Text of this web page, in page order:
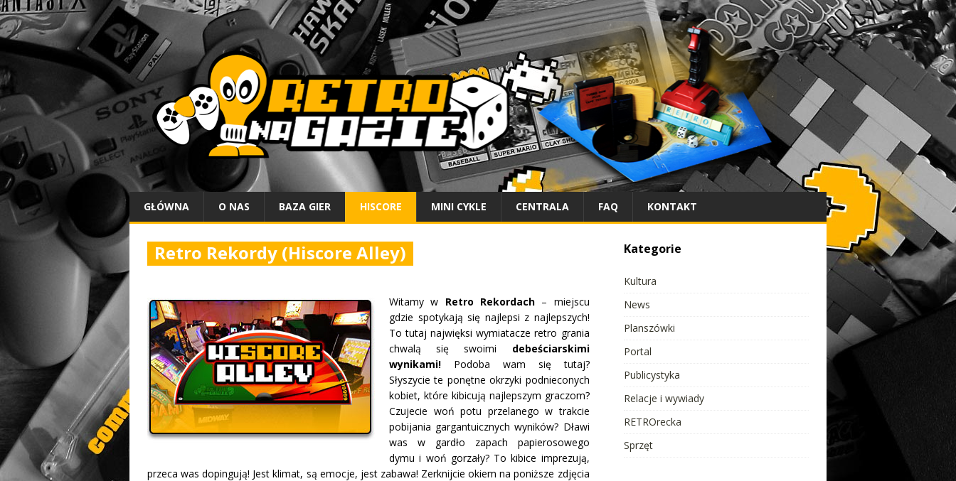
GŁÓWNA O NAS BAZA GIER HISCORE MINI CYKLE CENTRALA FAQ KONTAKT
Retro Rekordy (Hiscore Alley)
Witamy w Retro Rekordach– miejscu
gdzie spotykają się najlepsi z najlepszych!
To tutaj najwięksi wymiatacze retro grania
chwalą się swoimi debeściarskimi
wynikami!
Podoba wam się tutaj?
Słyszycie te ponętne okrzyki podnieconych
kobiet, które kibicują najlepszym graczom?
Czujecie woń potu przelanego w trakcie
pobijania gargantuicznych wyników? Dławi
was w gardło zapach papierosowego
dymu i woń gorzały? To kibice imprezują,
przeca was dopingują! Jest klimat, są emocje, jest zabawa! Zerknijcie okiem na poniższe zdjęcia
Kategorie
Kultura
News
Planszówki
Portal
Publicystyka
Relacje i wywiady
RETROrecka
Sprzęt